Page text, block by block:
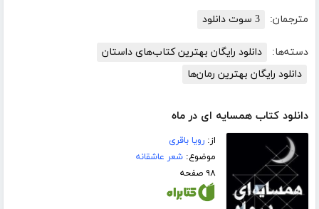
مترجمان: 3 سوت دانلود
دسته‌ها:
دانلود رایگان بهترین کتاب‌های داستان
دانلود رایگان بهترین رمان‌ها
دانلود کتاب همسایه ای در ماه
از:رویا باقری
موضوع:شعر عاشقانه
۹۸ صفحه